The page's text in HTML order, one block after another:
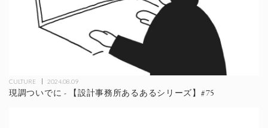
CULTURE 2024.08.09
現調ついでに - 【設計事務所あるあるシリーズ】#75